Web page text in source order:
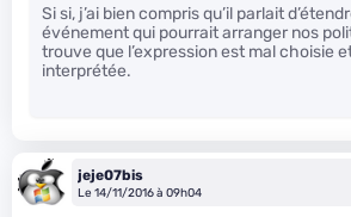
Si si, j’ai bien compris qu’il parlait
événement qui pourrait arranger nos
trouve que l’expression est mal choisie
interprétée.
jeje07bis
Le 14/11/2016 à 09h04